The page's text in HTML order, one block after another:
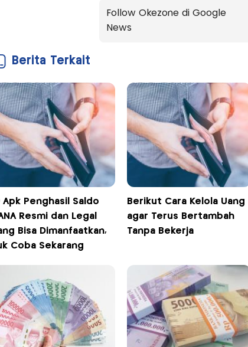
Follow Okezone di Google
News
Berita Terkait
Apk Penghasil Saldo
Resmi dan Legal
Bisa Dimanfaatkan,
Coba Sekarang
Berikut Cara Kelola Uang
agar Terus Bertambah
Tanpa Bekerja